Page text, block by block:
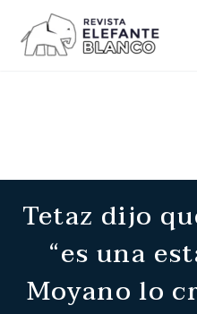
Tetaz dijo
“es una
Moyano lo